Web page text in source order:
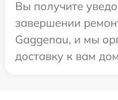
Вы получите
завершении
Gaggenau, и мы
доставку к вам